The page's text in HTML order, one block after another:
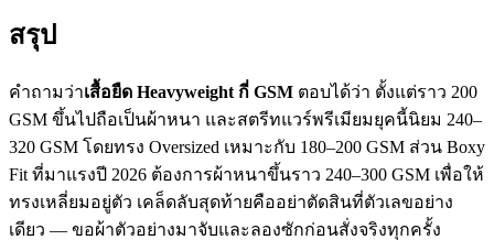
สรุป
คำถามว่าเสื้อยืด Heavyweight กี่ GSM ตอบได้ว่า ตั้งแต่ราว 200
GSM ขึ้นไปถือเป็นผ้าหนา และสตรีทแวร์พรีเมียมยุคนี้นิยม 240–
320 GSM โดยทรง Oversized เหมาะกับ 180–200 GSM ส่วน Boxy
Fit ที่มาแรงปี 2026 ต้องการผ้าหนาขึ้นราว 240–300 GSM เพื่อให้
ทรงเหลี่ยมอยู่ตัว เคล็ดลับสุดท้ายคืออย่าตัดสินที่ตัวเลขอย่าง
เดียว — ขอผ้าตัวอย่างมาจับและลองซักก่อนสั่งจริงทุกครั้ง